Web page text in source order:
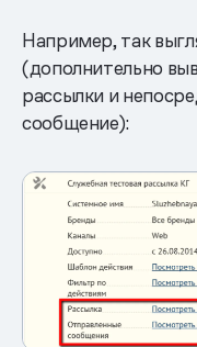
Например, так
(дополнительно
рассылки и
сообщение):